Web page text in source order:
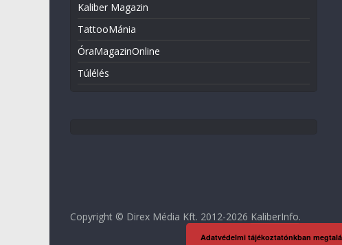
Kaliber Magazin
TattooMánia
ÓraMagazinOnline
Túlélés
Copyright © Direx Média Kft. 2012-2026 KaliberInfo.
Adatvédelmi tájékoztatónkban